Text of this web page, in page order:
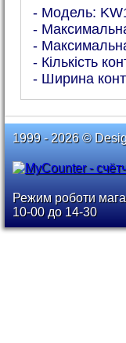
- Модель:
-
-
- Кількість
- Ширина
1999 - 2026 ©
Режим роботи
10-00 до 14-30